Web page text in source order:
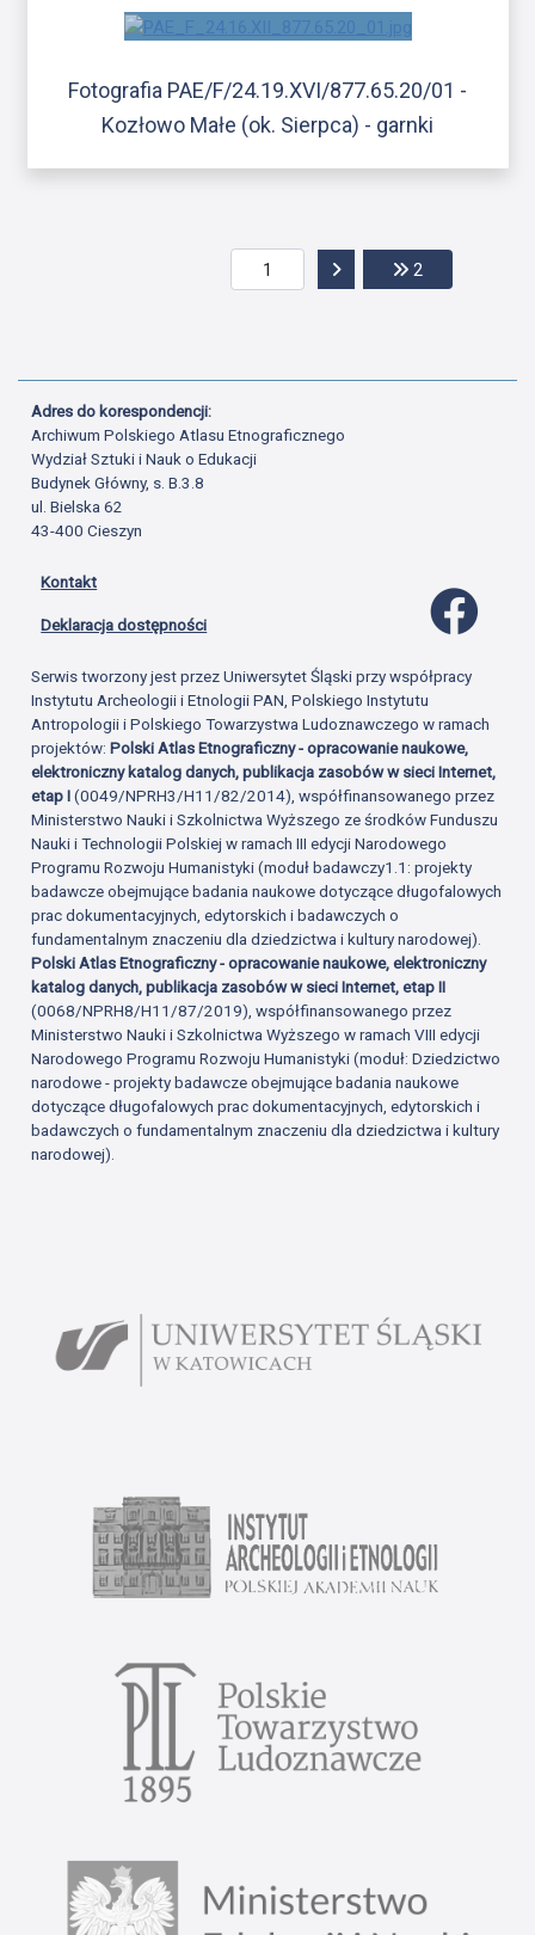
Fotografia PAE/F/24.19.XVI/877.65.20/01 -
Kozłowo Małe (ok. Sierpca) - garnki
Przejdź do następnej
2
Adres do korespondencji:
Archiwum Polskiego Atlasu Etnograficznego
Wydział Sztuki i Nauk o Edukacji
Budynek Główny, s. B.3.8
ul. Bielska 62
43-400 Cieszyn
Kontakt
Deklaracja dostępności
Serwis tworzony jest przez Uniwersytet Śląski przy współpracy
Instytutu Archeologii i Etnologii PAN, Polskiego Instytutu
Antropologii i Polskiego Towarzystwa Ludoznawczego w ramach
projektów:Polski Atlas Etnograficzny - opracowanie naukowe,
elektroniczny katalog danych, publikacja zasobów w sieci Internet,
etap I(0049/NPRH3/H11/82/2014), współfinansowanego przez
Ministerstwo Nauki i Szkolnictwa Wyższego ze środków Funduszu
Nauki i Technologii Polskiej w ramach III edycji Narodowego
Programu Rozwoju Humanistyki (moduł badawczy1.1: projekty
badawcze obejmujące badania naukowe dotyczące długofalowych
prac dokumentacyjnych, edytorskich i badawczych o
fundamentalnym znaczeniu dla dziedzictwa i kultury narodowej).
Polski Atlas Etnograficzny - opracowanie naukowe, elektroniczny
katalog danych, publikacja zasobów w sieci Internet, etap II
(0068/NPRH8/H11/87/2019), współfinansowanego przez
Ministerstwo Nauki i Szkolnictwa Wyższego w ramach VIII edycji
Narodowego Programu Rozwoju Humanistyki (moduł: Dziedzictwo
narodowe - projekty badawcze obejmujące badania naukowe
dotyczące długofalowych prac dokumentacyjnych, edytorskich i
badawczych o fundamentalnym znaczeniu dla dziedzictwa i kultury
narodowej).